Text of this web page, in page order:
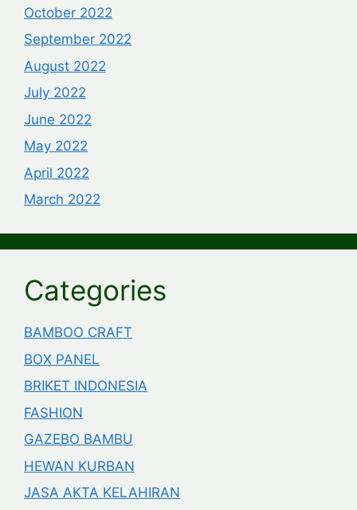
October 2022
September 2022
August 2022
July 2022
June 2022
May 2022
April 2022
March 2022
Categories
BAMBOO CRAFT
BOX PANEL
BRIKET INDONESIA
FASHION
GAZEBO BAMBU
HEWAN KURBAN
JASA AKTA KELAHIRAN